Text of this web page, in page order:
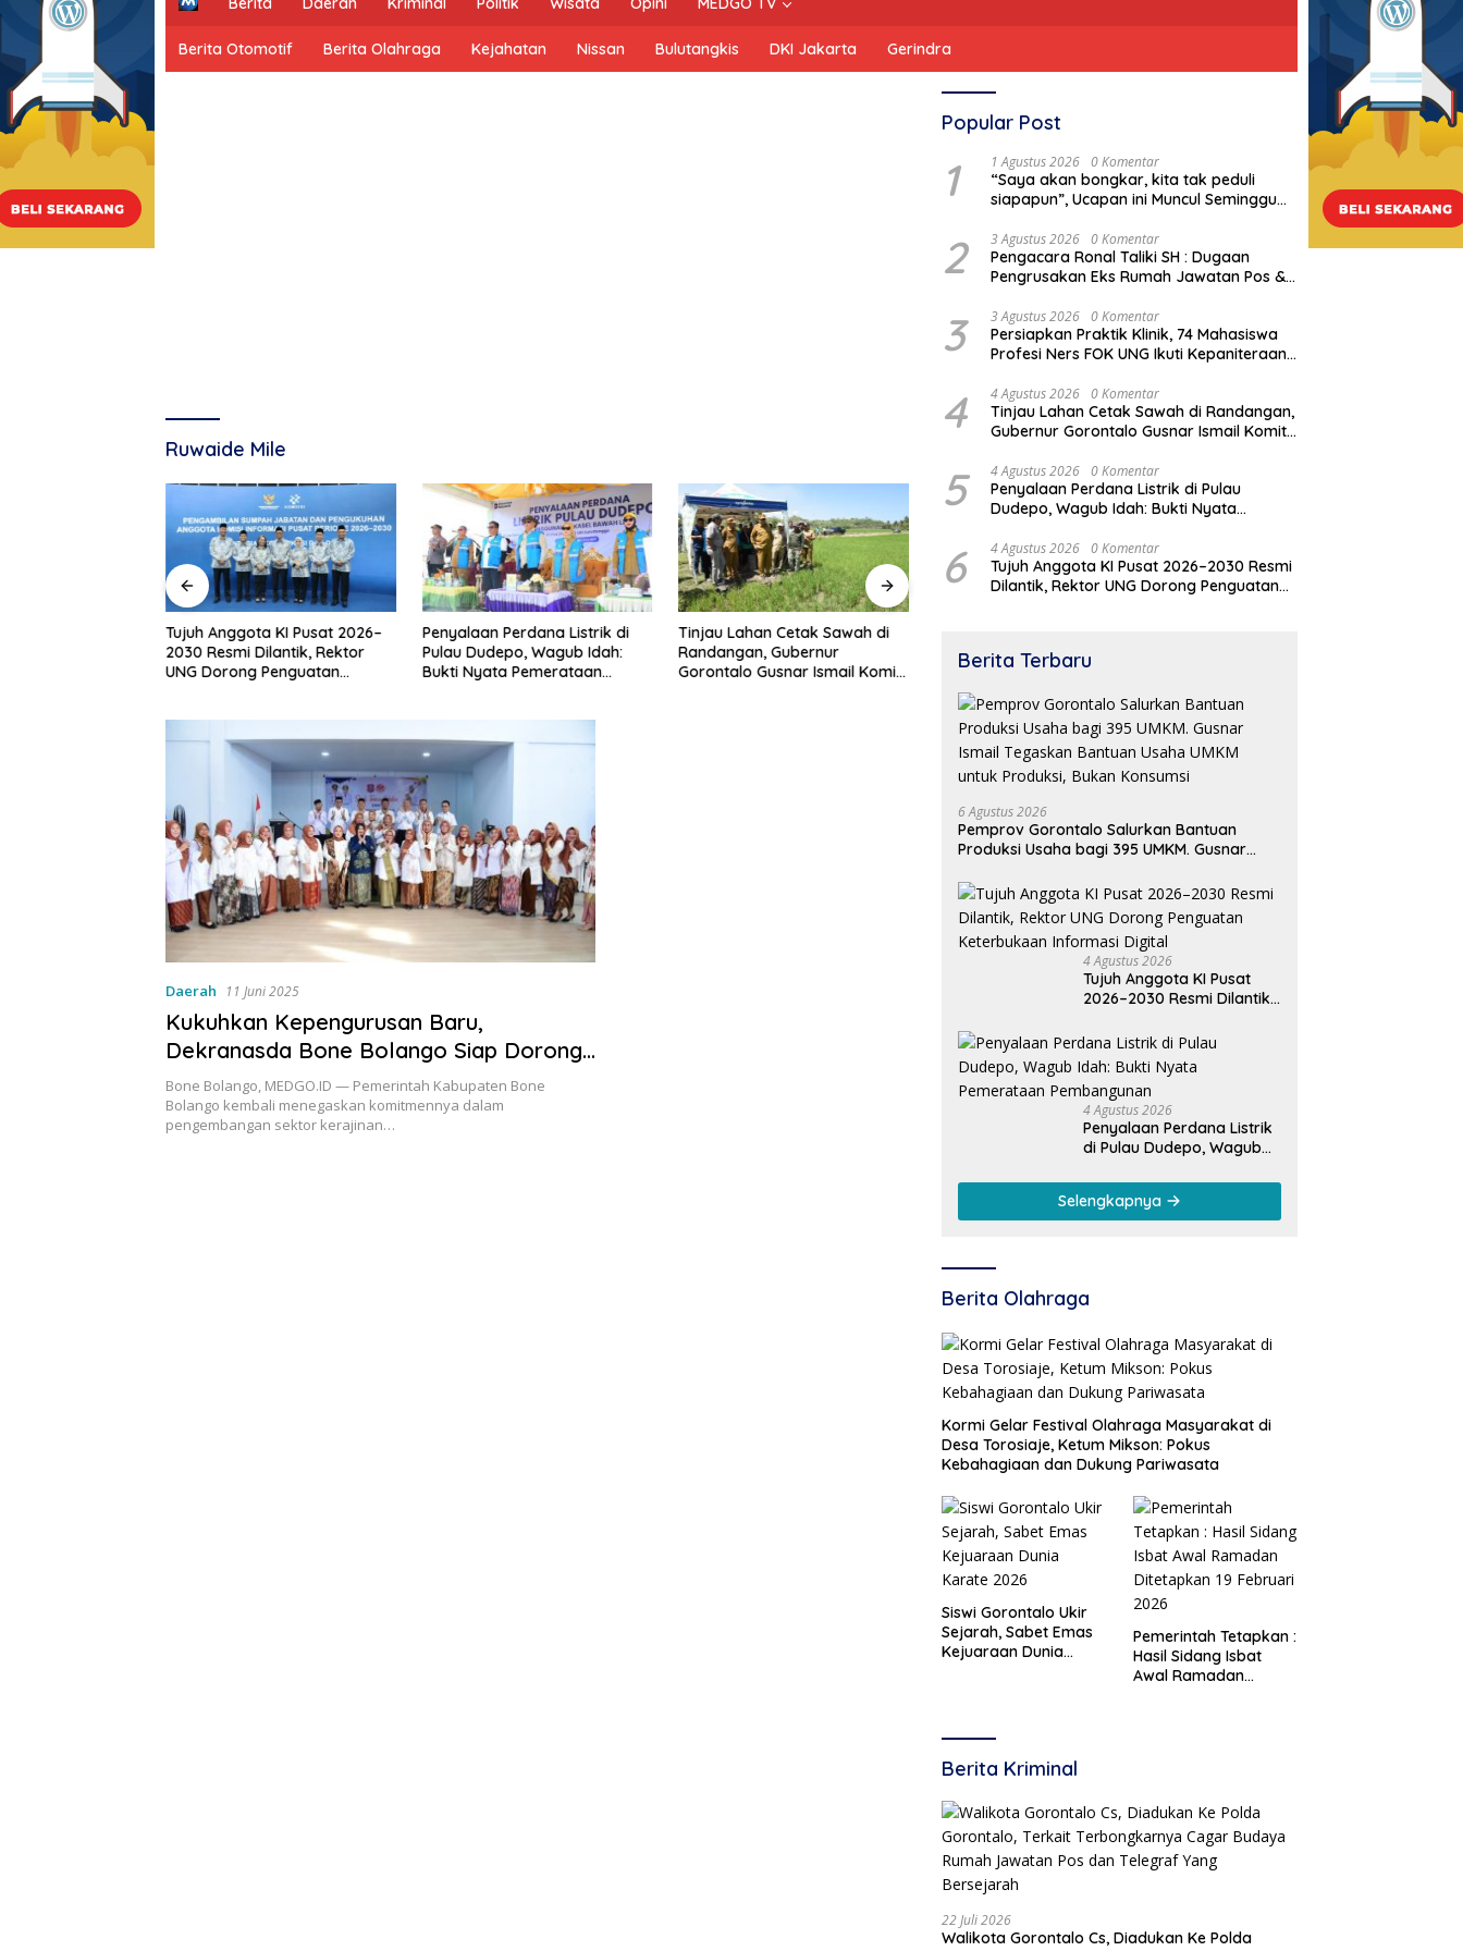
m
e
Berita Otomotif Berita Olahraga Kejahatan Nissan Bulutangkis DKI Jakarta Gerindra
Ruwaide Mile
Tujuh Anggota KI Pusat 2026–
2030 Resmi Dilantik, Rektor
UNG Dorong Penguatan
Penyalaan Perdana Listrik di
Pulau Dudepo, Wagub Idah:
Bukti Nyata Pemerataan
Tinjau Lahan Cetak Sawah di
Randangan, Gubernur
Gorontalo Gusnar Ismail Komit
Mahasiswa Profesi Ners FOK
UNG Ikuti Kepaniteraan Umum
dan Sistimatis. Polda Gorontalo
Diminta Profesional
Daerah 11 Juni 2025
Kukuhkan Kepengurusan Baru,
Dekranasda Bone Bolango Siap Dorong
Ekonomi Kerakyatan
Bone Bolango, MEDGO.ID — Pemerintah Kabupaten Bone
Bolango kembali menegaskan komitmennya dalam
pengembangan sektor kerajinan…
Popular Post
1 1 Agustus 2026 0 Komentar
“Saya akan bongkar, kita tak peduli
siapapun”, Ucapan ini Muncul Seminggu
Cagar Budaya Gorontalo
2 3 Agustus 2026 0 Komentar
Pengacara Ronal Taliki SH : Dugaan
Pengrusakan Eks Rumah Jawatan Pos &
Sistimatis. Polda Gorontalo Diminta
Profesional
3 3 Agustus 2026 0 Komentar
Persiapkan Praktik Klinik, 74 Mahasiswa
Profesi Ners FOK UNG Ikuti Kepaniteraan
4 4 Agustus 2026 0 Komentar
Tinjau Lahan Cetak Sawah di Randangan,
Gubernur Gorontalo Gusnar Ismail Komit
5 4 Agustus 2026 0 Komentar
Penyalaan Perdana Listrik di Pulau
Dudepo, Wagub Idah: Bukti Nyata
6 4 Agustus 2026 0 Komentar
Tujuh Anggota KI Pusat 2026–2030 Resmi
Dilantik, Rektor UNG Dorong Penguatan
Berita Terbaru
6 Agustus 2026
Pemprov Gorontalo Salurkan Bantuan
Produksi Usaha bagi 395 UMKM. Gusnar
untuk Produksi, Bukan Konsumsi
4 Agustus 2026
Tujuh Anggota KI Pusat
2026–2030 Resmi Dilantik,
Penguatan Keterbukaan
Informasi Digital
4 Agustus 2026
Penyalaan Perdana Listrik
di Pulau Dudepo, Wagub
Pemerataan
Pembangunan
Selengkapnya
Berita Olahraga
Kormi Gelar Festival Olahraga Masyarakat di
Desa Torosiaje, Ketum Mikson: Pokus
Kebahagiaan dan Dukung Pariwasata
Siswi Gorontalo Ukir
Sejarah, Sabet Emas
Kejuaraan Dunia
Pemerintah Tetapkan :
Hasil Sidang Isbat
Awal Ramadan
Berita Kriminal
22 Juli 2026
Walikota Gorontalo Cs, Diadukan Ke Polda